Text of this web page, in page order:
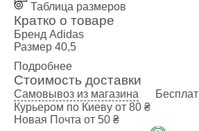
Таблица размеров
Кратко о товаре
Бренд Adidas
Размер 40,5
Подробнее
Стоимость доставки
Самовывоз из магазина
Курьером по Киеву от 80 ₴
Новая Почта от 50 ₴